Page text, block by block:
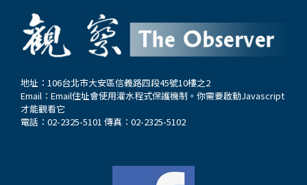
地址：106台北市大安區信義路四段45號10樓之2
Email： Email住址會使用灌水程式保護機制。你需要啟動Javascript
才能觀看它
電話：02-2325-5101 傳真：02-2325-5102